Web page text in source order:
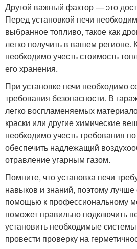
Другой важный фактор — это
Перед установкой печи
выбранное топливо, такое как
легко получить в вашем регионе.
необходимо учесть стоимость
его хранения.
При установке печи необходимо
требования безопасности. В
легко воспламеняемых
краски или другие химические
необходимо учесть требования
обеспечить надлежащий
отравление угарным газом.
Помните, что установка печи
навыков и знаний, поэтому лучше
помощью к профессиональному
поможет правильно подключить
установить необходимые
провести проверку на